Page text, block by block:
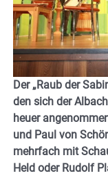
Der „Raub der
den sich der
heuer
und Paul von
mehrfach mit
Held oder Rudolf